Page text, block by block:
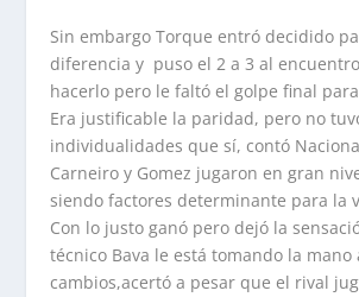
Sin embargo Torque entró decidido
diferencia y puso el 2 a 3 al
hacerlo pero le faltó el golpe final
Era justificable la paridad, pero no
individualidades que sí, contó
Carneiro y Gomez jugaron en gran
siendo factores determinante para la
Con lo justo ganó pero dejó la
técnico Bava le está tomando la
cambios,acertó a pesar que el rival